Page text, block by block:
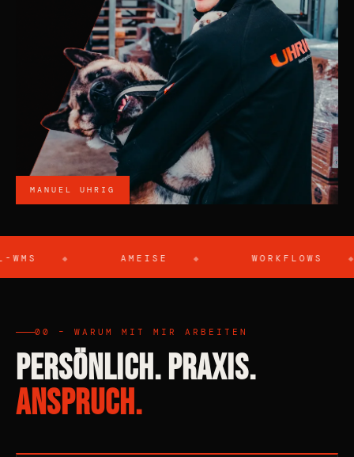
MANUEL UHRIG
AMEISE WORKFLOWS
00 – WARUM MIT MIR ARBEITEN
PERSÖNLICH. PRAXIS.
ANSPRUCH.